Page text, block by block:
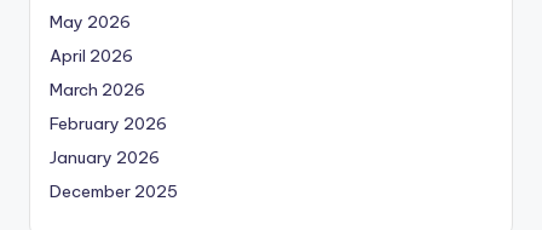
May 2026
April 2026
March 2026
February 2026
January 2026
December 2025